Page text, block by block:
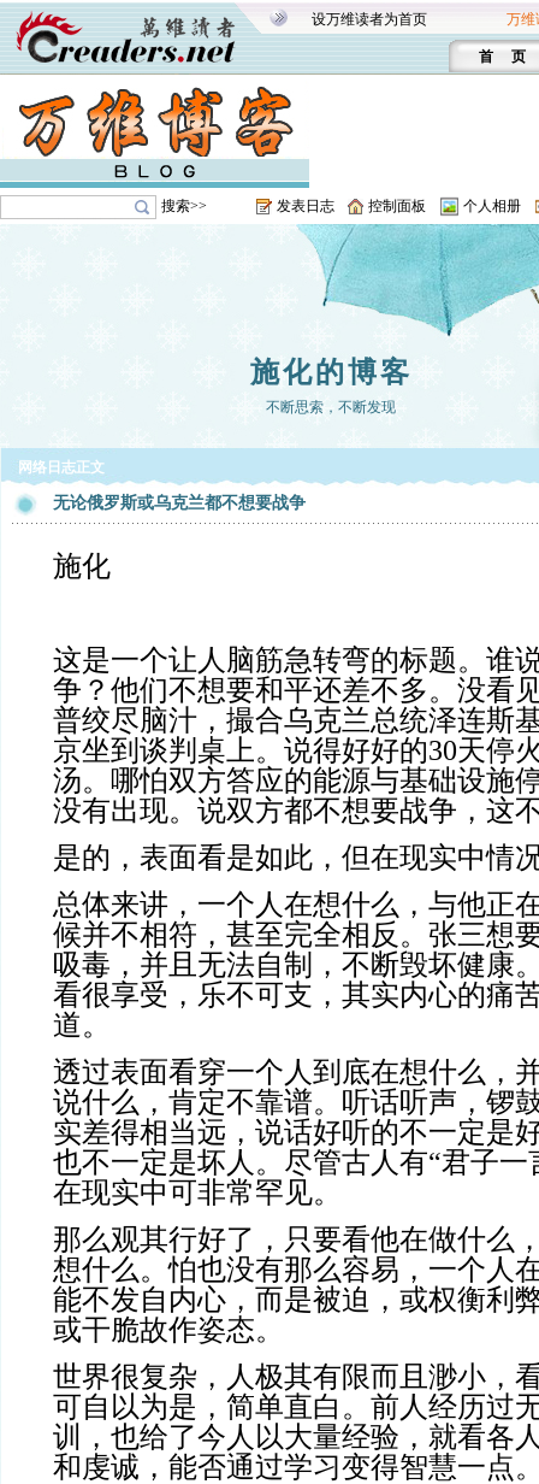
设万维读者为首页 万维
首 页
搜索>> 发表日志 控制面板 个人相册
施化的博客
不断思索，不断发现
网络日志正文
无论俄罗斯或乌克兰都不想要战争
施化
这是一个让人脑筋急转弯的标题。谁
争？他们不想要和平还差不多。没看
普绞尽脑汁，撮合乌克兰总统泽连斯
京坐到谈判桌上。说得好好的30天停
汤。哪怕双方答应的能源与基础设施
没有出现。说双方都不想要战争，这
是的，表面看是如此，但在现实中情
总体来讲，一个人在想什么，与他正
候并不相符，甚至完全相反。张三想
吸毒，并且无法自制，不断毁坏健康
看很享受，乐不可支，其实内心的痛
道。
透过表面看穿一个人到底在想什么，
说什么，肯定不靠谱。听话听声，锣
实差得相当远，说话好听的不一定是
也不一定是坏人。尽管古人有“君子一
在现实中可非常罕见。
那么观其行好了，只要看他在做什么
想什么。怕也没有那么容易，一个人
能不发自内心，而是被迫，或权衡利
或干脆故作姿态。
世界很复杂，人极其有限而且渺小，
可自以为是，简单直白。前人经历过
训，也给了今人以大量经验，就看各
和虔诚，能否通过学习变得智慧一点